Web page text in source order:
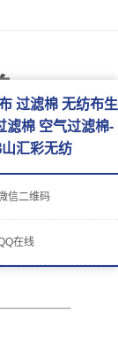
您提供
常见的
过滤棉 无纺布生
滤棉 空气过滤棉-
汇彩无纺
信二维码
在线